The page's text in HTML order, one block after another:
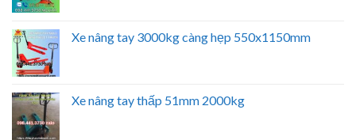
Xe nâng tay 3000kg càng hẹp 550x1150mm
Xe nâng tay thấp 51mm 2000kg